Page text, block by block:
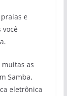
e
muitas as
Samba,
eletrônica